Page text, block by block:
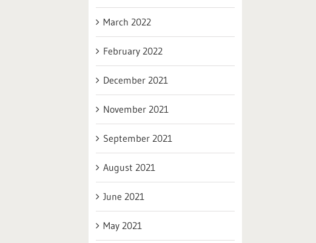
March 2022
February 2022
December 2021
November 2021
September 2021
August 2021
June 2021
May 2021